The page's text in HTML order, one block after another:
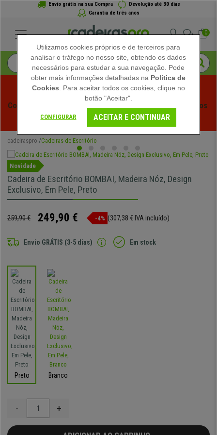
Envio grátis na sua Compra
Devolução até 30 dias
Garantia de três anos
0
Começam os Saldos de Verão em Cadeiraspro! Descontos
Exclusivos por Tempo Limitado - Ver Promoção
cadeiraspro Cadeiras de Escritório
Novidade
Cadeira de Escritório BOMBAI, Madeira Nóz, Design
Exclusivo, Em Pele, Preto
259,90 € 249,90 € -4% (307,38 € IVA incluído)
Envio GRÁTIS (3-5 dias) Em stock
Preto Branco
- +
Utilizamos cookies próprios e de terceiros para
analisar o tráfego no nosso site, obtendo os dados
necessários para estudar a sua navegação. Pode
obter mais informações detalhadas na Política de
Cookies . Para aceitar todos os cookies, clique no
botão "Aceitar".
CONFIGURAR ACEITAR E CONTINUAR